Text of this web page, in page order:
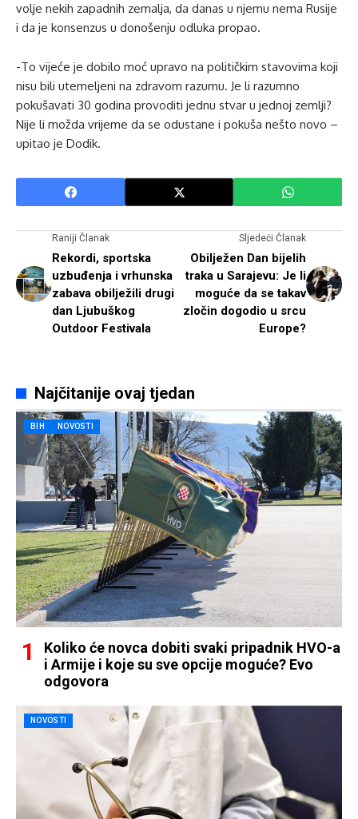
volje nekih zapadnih zemalja, da danas u njemu nema Rusije
i da je konsenzus u donošenju odluka propao.
-To vijeće je dobilo moć upravo na političkim stavovima koji
nisu bili utemeljeni na zdravom razumu. Je li razumno
pokušavati 30 godina provoditi jednu stvar u jednoj zemlji?
Nije li možda vrijeme da se odustane i pokuša nešto novo –
upitao je Dodik.
Raniji Članak
Rekordi, sportska
uzbuđenja i vrhunska
zabava obilježili drugi
dan Ljubuškog
Outdoor Festivala
Sljedeći Članak
Obilježen Dan bijelih
traka u Sarajevu: Je li
moguće da se takav
zločin dogodio u srcu
Europe?
Najčitanije ovaj tjedan
BIH NOVOSTI
Koliko će novca dobiti svaki pripadnik HVO-a
i Armije i koje su sve opcije moguće? Evo
odgovora
NOVOSTI